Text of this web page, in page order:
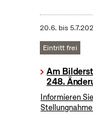
20.6. bis
Eintritt frei
Am
248.
Informieren